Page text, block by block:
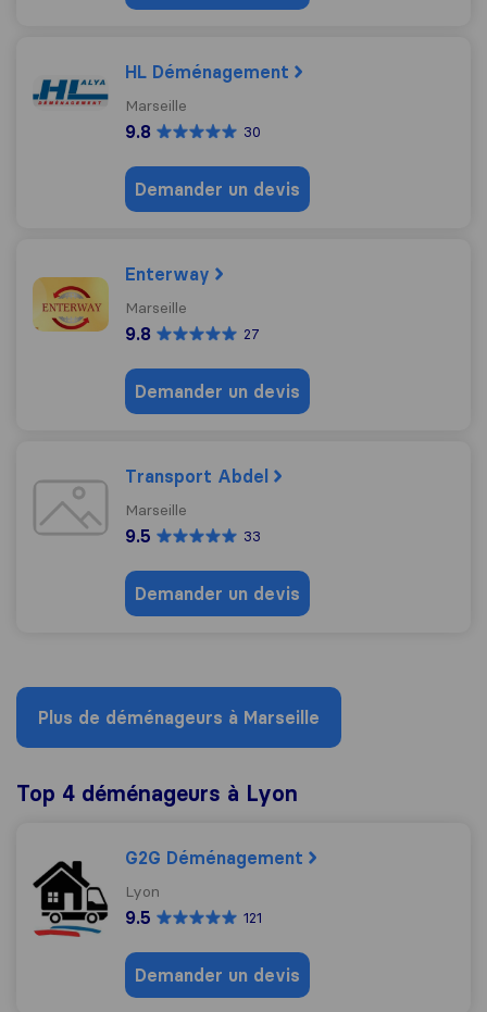
HL Déménagement
Marseille
9.8 30
Demander un devis
Enterway
Marseille
9.8 27
Demander un devis
Transport Abdel
Marseille
9.5 33
Demander un devis
Plus de déménageurs à Marseille
Top 4 déménageurs à Lyon
G2G Déménagement
Lyon
9.5 121
Demander un devis